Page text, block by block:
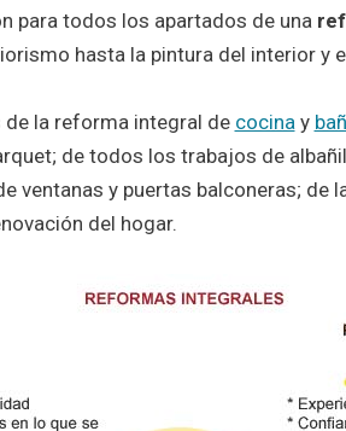
para todos los apartados de una
hasta la pintura del interior y
de la reforma integral de cocina y
de todos los trabajos de
ventanas y puertas balconeras; de
del hogar.